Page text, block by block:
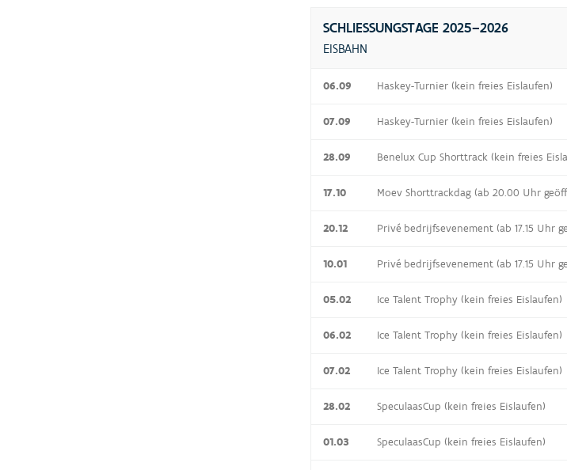
SCHLIESSUNGSTAGE 2025–2026
EISBAHN
06.09 Haskey-Turnier (kein freies Eislaufen)
07.09 Haskey-Turnier (kein freies Eislaufen)
28.09 Benelux Cup Shorttrack (kein freies
17.10 Moev Shorttrackdag (ab 20.00 Uhr
20.12 Privé bedrijfsevenement (ab 17.15 Uhr
10.01 Privé bedrijfsevenement (ab 17.15 Uhr
05.02 Ice Talent Trophy (kein freies Eislaufen)
06.02 Ice Talent Trophy (kein freies Eislaufen)
07.02 Ice Talent Trophy (kein freies Eislaufen)
28.02 SpeculaasCup (kein freies Eislaufen)
01.03 SpeculaasCup (kein freies Eislaufen)